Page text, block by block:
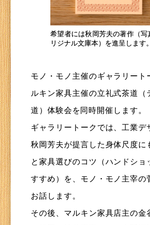
希望者には秋岡芳夫の著作（写
リジナル文庫本）を進呈します。
モノ・モノ主催のギャラリート
ルキン家具主催の立礼式茶道（
道）体験会を同時開催します。
ギャラリートークでは、工業デ
秋岡芳夫が提言した身体尺度に
と家具選びのコツ（ハンドショ
すすめ）を、モノ・モノ主宰の
お話します。
その後、マルキン家具店主の金